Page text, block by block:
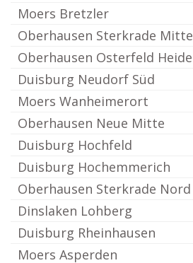
Moers Bretzler
Oberhausen Sterkrade Mitte
Oberhausen Osterfeld Heide
Duisburg Neudorf Süd
Moers Wanheimerort
Oberhausen Neue Mitte
Duisburg Hochfeld
Duisburg Hochemmerich
Oberhausen Sterkrade Nord
Dinslaken Lohberg
Duisburg Rheinhausen
Moers Asperden